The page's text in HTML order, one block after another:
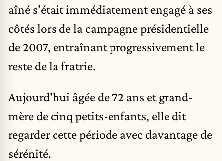
aîné s'était immédiatement engagé à ses
côtés lors de la campagne présidentielle
de 2007, entraînant progressivement le
reste de la fratrie.
Aujourd'hui âgée de 72 ans et grand-
mère de cinq petits-enfants, elle dit
regarder cette période avec davantage de
sérénité.